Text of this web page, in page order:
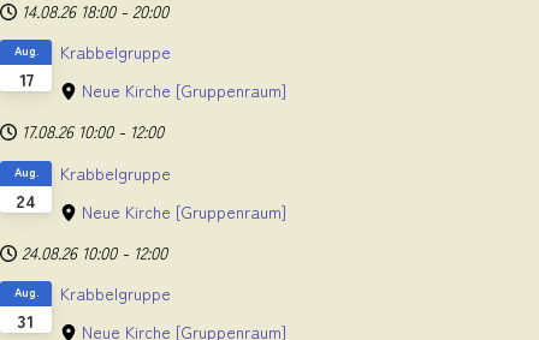
14.08.26 18:00 - 20:00
17
Aug.
Krabbelgruppe
Neue Kirche [Gruppenraum]
17.08.26 10:00 - 12:00
24
Aug.
Krabbelgruppe
Neue Kirche [Gruppenraum]
24.08.26 10:00 - 12:00
31
Aug.
Krabbelgruppe
Neue Kirche [Gruppenraum]